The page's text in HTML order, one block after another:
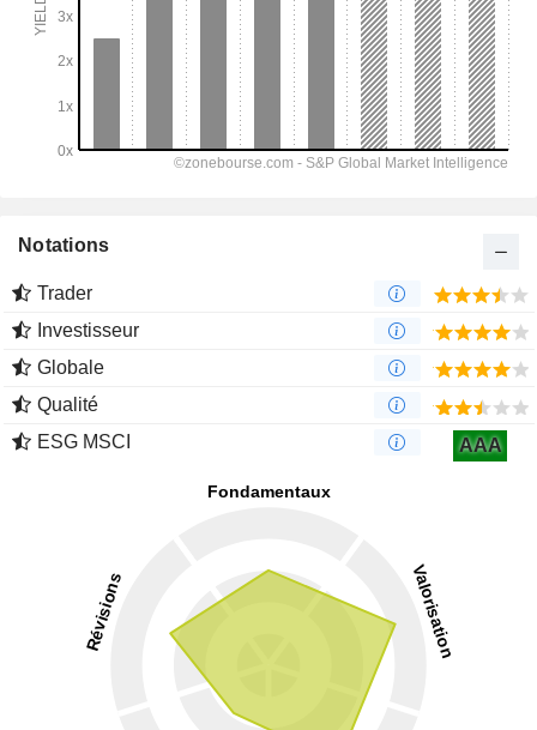
Notations
Trader
Investisseur
Globale
Qualité
ESG MSCI
AAA